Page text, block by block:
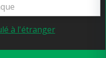
à l'étranger